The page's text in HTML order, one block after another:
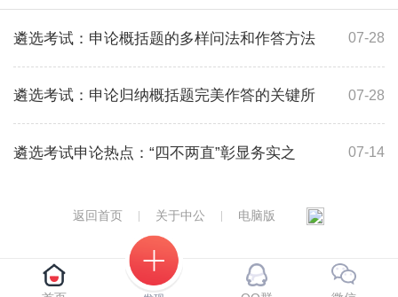
遴选考试：申论概括题的多样问法和作答方法 07-28
遴选考试：申论归纳概括题完美作答的关键所 07-28
遴选考试申论热点：“四不两直”彰显务实之 07-14
返回首页 关于中公 电脑版